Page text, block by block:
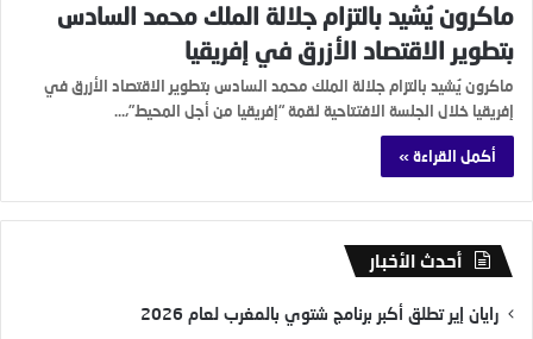
ماكرون يُشيد بالتزام جلالة الملك محمد السادس
بتطوير الاقتصاد الأزرق في إفريقيا
ماكرون يُشيد بالتزام جلالة الملك محمد السادس بتطوير الاقتصاد الأزرق في
إفريقيا خلال الجلسة الافتتاحية لقمة “إفريقيا من أجل المحيط”،…
أكمل القراءة »
أحدث الأخبار
رايان إير تطلق أكبر برنامج شتوي بالمغرب لعام 2026